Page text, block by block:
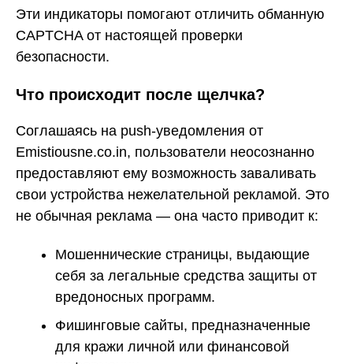
Эти индикаторы помогают отличить обманную
CAPTCHA от настоящей проверки
безопасности.
Что происходит после щелчка?
Соглашаясь на push-уведомления от
Emistiousne.co.in, пользователи неосознанно
предоставляют ему возможность заваливать
свои устройства нежелательной рекламой. Это
не обычная реклама — она часто приводит к:
Мошеннические страницы, выдающие
себя за легальные средства защиты от
вредоносных программ.
Фишинговые сайты, предназначенные
для кражи личной или финансовой